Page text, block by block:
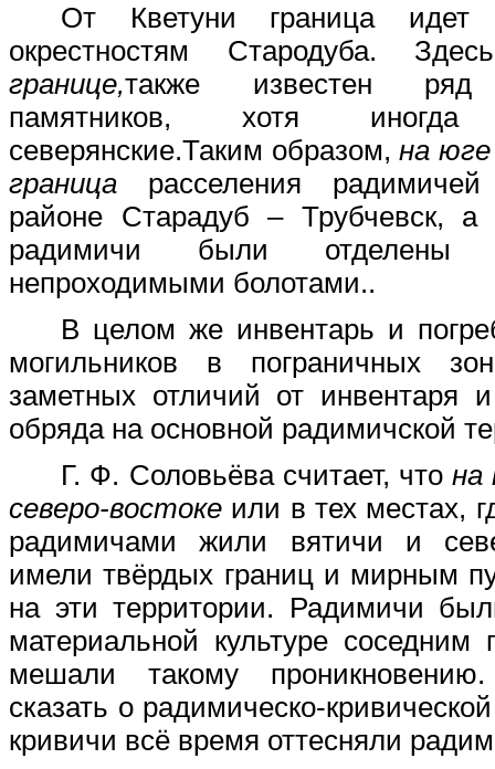
От Кветуни граница
окрестностям Стародуба.
границе,также известен ряд
памятников, хотя иногда
северянские.Таким образом,на
граница расселения
районе Старадуб – Трубчевск, а
радимичи были отделены
непроходимыми болотами..
В целом же инвентарь и
могильников в пограничных
заметных отличий от инвентаря и
обряда на основной радимичской
Г. Ф. Соловьёва считает, чтона
северо-востоке или в тех местах,
радимичами жили вятичи и
имели твёрдых границ и мирным
на эти территории. Радимичи
материальной культуре
мешали такому
сказать о радимическо-
кривичи всё время оттесняли